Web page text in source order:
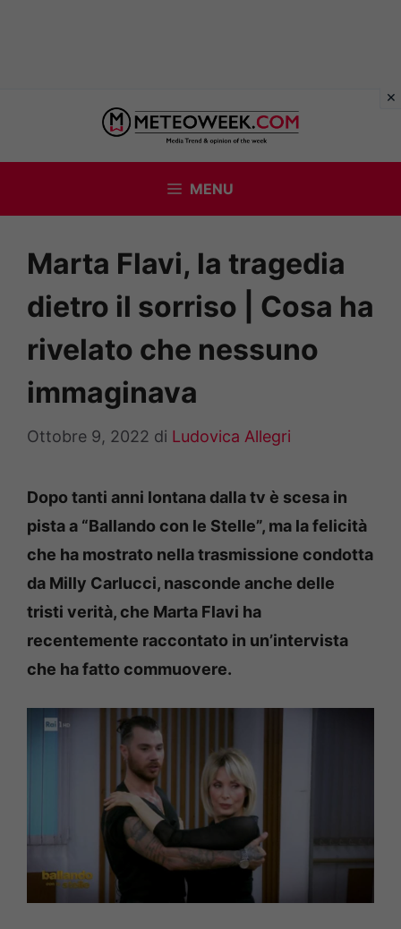
contenuto
MENU
Marta Flavi, la tragedia
dietro il sorriso | Cosa ha
rivelato che nessuno
immaginava
Ottobre 9, 2022 di Ludovica Allegri
Dopo tanti anni lontana dalla tv è scesa in
pista a “Ballando con le Stelle”, ma la felicità
che ha mostrato nella trasmissione condotta
da Milly Carlucci, nasconde anche delle
tristi verità, che Marta Flavi ha
recentemente raccontato in un’intervista
che ha fatto commuovere.